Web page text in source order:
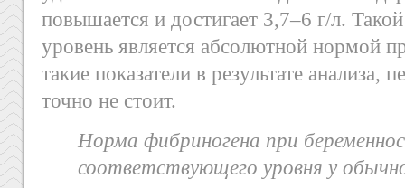
повышается и достигает 3,7–6 г/л.
уровень является абсолютной нормой
такие показатели в результате
точно не стоит.
Норма фибриногена при
соответствующего уровня у